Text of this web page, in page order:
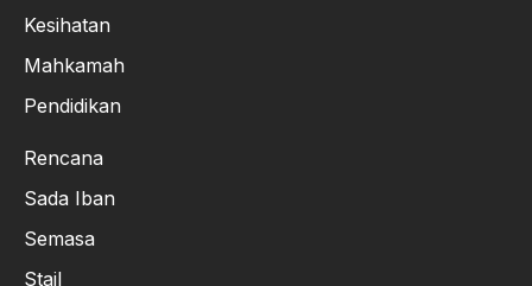
Kesihatan
Mahkamah
Pendidikan
Rencana
Sada Iban
Semasa
Stail